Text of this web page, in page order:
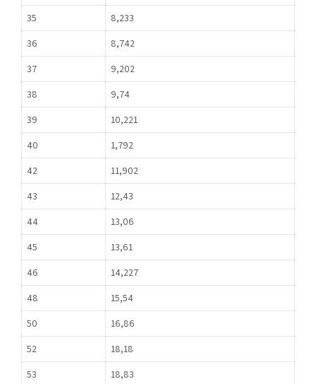
35
8,233
36
8,742
37
9,202
38
9,74
39
10,221
40
1,792
42
11,902
43
12,43
44
13,06
45
13,61
46
14,227
48
15,54
50
16,86
52
18,18
53
18,83